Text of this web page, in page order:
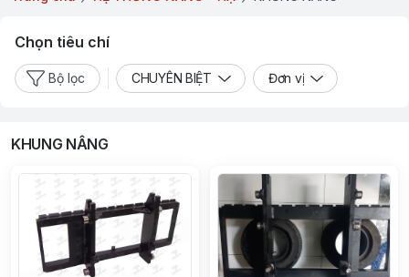
Chọn tiêu chí
Bộ lọc CHUYÊN BIỆT Đơn vị
KHUNG NÂNG